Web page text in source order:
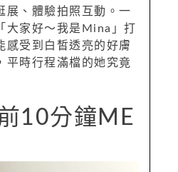
展、體驗拍照互動。一
大家好～我是Mina」打
感受到白皙透亮的好膚
平時行程滿檔的她究竟
10分鐘ME